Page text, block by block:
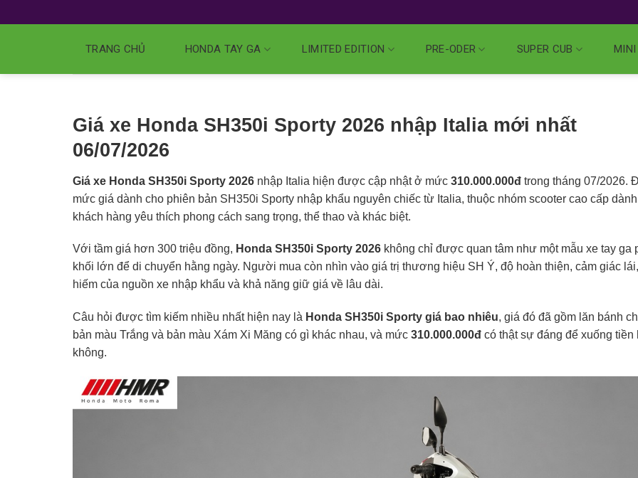
TRANG CHỦ HONDA TAY GA LIMITED EDITION PRE-ODER SUPER CUB MINI
Giá xe Honda SH350i Sporty 2026 nhập Italia mới nhất
06/07/2026
Giá xe Honda SH350i Sporty 2026 nhập Italia hiện được cập nhật ở mức 310.000.000đ trong tháng 07/2026.
mức giá dành cho phiên bản SH350i Sporty nhập khẩu nguyên chiếc từ Italia, thuộc nhóm scooter cao cấp
khách hàng yêu thích phong cách sang trọng, thể thao và khác biệt.
Với tầm giá hơn 300 triệu đồng, Honda SH350i Sporty 2026 không chỉ được quan tâm như một mẫu xe tay ga
khối lớn để di chuyển hằng ngày. Người mua còn nhìn vào giá trị thương hiệu SH Ý, độ hoàn thiện, cảm giác
hiếm của nguồn xe nhập khẩu và khả năng giữ giá về lâu dài.
Câu hỏi được tìm kiếm nhiều nhất hiện nay là Honda SH350i Sporty giá bao nhiêu, giá đó đã gồm lăn bánh
bản màu Trắng và bản màu Xám Xi Măng có gì khác nhau, và mức 310.000.000đ có thật sự đáng để xuống tiền
không.